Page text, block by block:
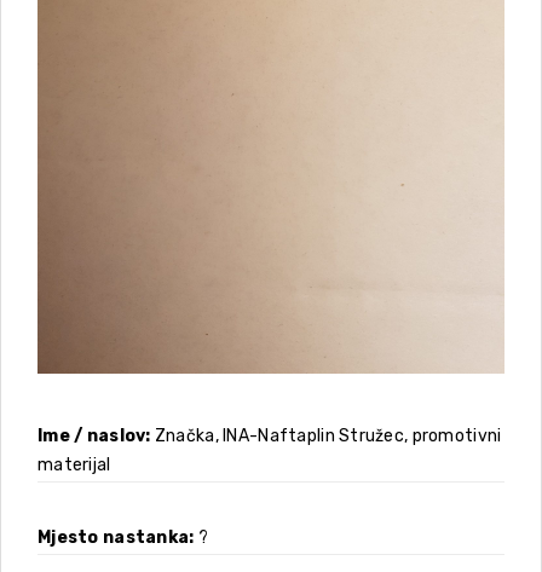
Ime / naslov Značka, INA-Naftaplin Stružec, promotivni
materijal
Mjesto nastanka ?